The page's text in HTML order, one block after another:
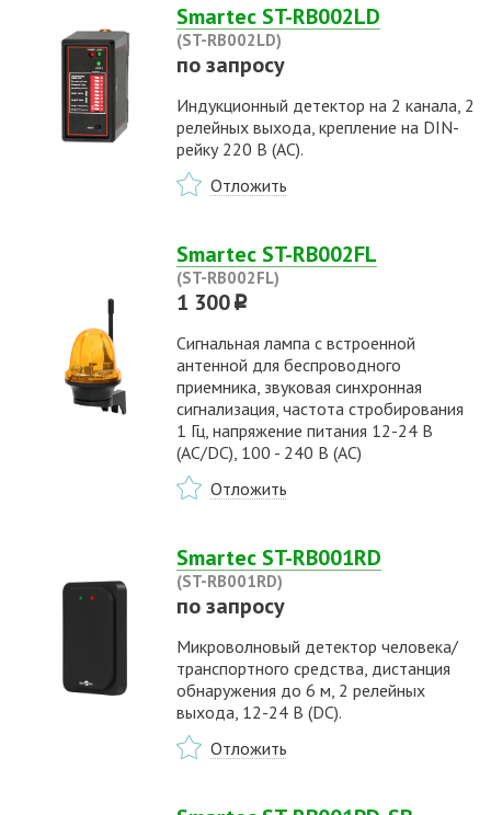
Smartec ST-RB002LD
(ST-RB002LD)
по запросу
Индукционный детектор на 2 канала, 2
релейных выхода, крепление на DIN-
рейку 220 В (AC).
Отложить
Smartec ST-RB002FL
(ST-RB002FL)
1 300p
Сигнальная лампа с встроенной
антенной для беспроводного
приемника, звуковая синхронная
сигнализация, частота стробирования
1 Гц, напряжение питания 12-24 В
(AC/DC), 100 - 240 В (AC)
Отложить
Smartec ST-RB001RD
(ST-RB001RD)
по запросу
Микроволновый детектор человека/
транспортного средства, дистанция
обнаружения до 6 м, 2 релейных
выхода, 12-24 В (DC).
Отложить